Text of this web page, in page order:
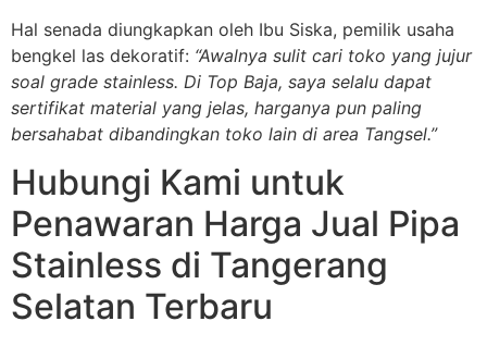
Hal senada diungkapkan oleh Ibu Siska, pemilik usaha
bengkel las dekoratif: “Awalnya sulit cari toko yang jujur
soal grade stainless. Di Top Baja, saya selalu dapat
sertifikat material yang jelas, harganya pun paling
bersahabat dibandingkan toko lain di area Tangsel.”
Hubungi Kami untuk
Penawaran Harga Jual Pipa
Stainless di Tangerang
Selatan Terbaru